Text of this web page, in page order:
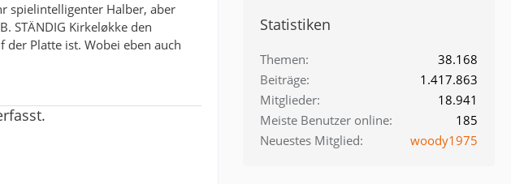
spielintelligenter Halber, aber
STÄNDIG Kirkeløkke den
Platte ist. Wobei eben auch
Statistiken
Themen
38.168
Beiträge
1.417.863
Mitglieder
18.941
Meiste Benutzer online
185
Neuestes Mitglied
woody1975